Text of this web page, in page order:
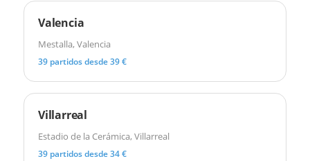
Valencia
Mestalla, Valencia
39 partidos desde 39 €
Villarreal
Estadio de la Cerámica, Villarreal
39 partidos desde 34 €